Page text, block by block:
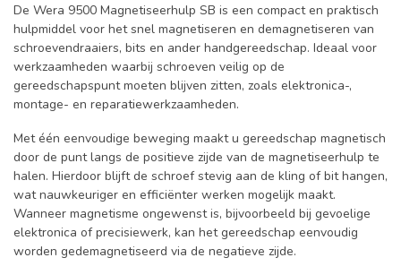
De Wera 9500 Magnetiseerhulp SB is een compact en praktisch
hulpmiddel voor het snel magnetiseren en demagnetiseren van
schroevendraaiers, bits en ander handgereedschap. Ideaal voor
werkzaamheden waarbij schroeven veilig op de
gereedschapspunt moeten blijven zitten, zoals elektronica-,
montage- en reparatiewerkzaamheden.
Met één eenvoudige beweging maakt u gereedschap magnetisch
door de punt langs de positieve zijde van de magnetiseerhulp te
halen. Hierdoor blijft de schroef stevig aan de kling of bit hangen,
wat nauwkeuriger en efficiënter werken mogelijk maakt.
Wanneer magnetisme ongewenst is, bijvoorbeeld bij gevoelige
elektronica of precisiewerk, kan het gereedschap eenvoudig
worden gedemagnetiseerd via de negatieve zijde.